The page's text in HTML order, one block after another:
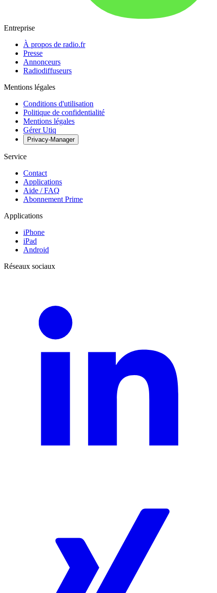
Entreprise
À propos de radio.fr
Presse
Annonceurs
Radiodiffuseurs
Mentions légales
Conditions d'utilisation
Politique de confidentialité
Mentions légales
Gérer Utiq
Privacy-Manager
Service
Contact
Applications
Aide / FAQ
Abonnement Prime
Applications
iPhone
iPad
Android
Réseaux sociaux